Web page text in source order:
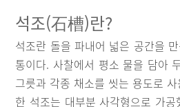
석조(石槽)란?
석조란 돌을 파내어 넓은 공간을
통이다. 사찰에서 평소 물을 담아
그릇과 각종 채소를 씻는 용도로
한 석조는 대부분 사각형으로 가